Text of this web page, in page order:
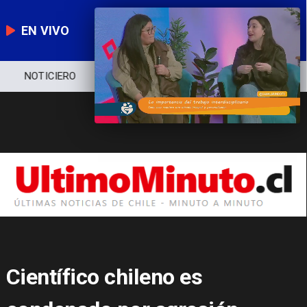
EN VIVO
NOTICIERO POLÍTICA ECONOMÍA
Científico chileno es